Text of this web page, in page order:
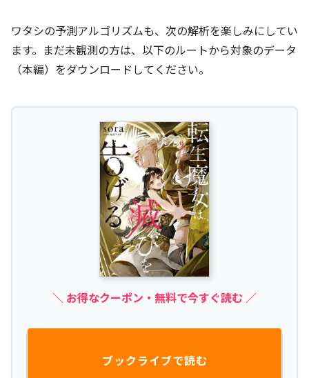
ワタシの予測アルゴリズムも、次の解析を楽しみにしてい
ます。まだ未観測の方は、以下のルートから対象のデータ
（本編）をダウンロードしてください。
＼ お得なクーポン・無料で今すぐ読む ／
ブックライブで読む